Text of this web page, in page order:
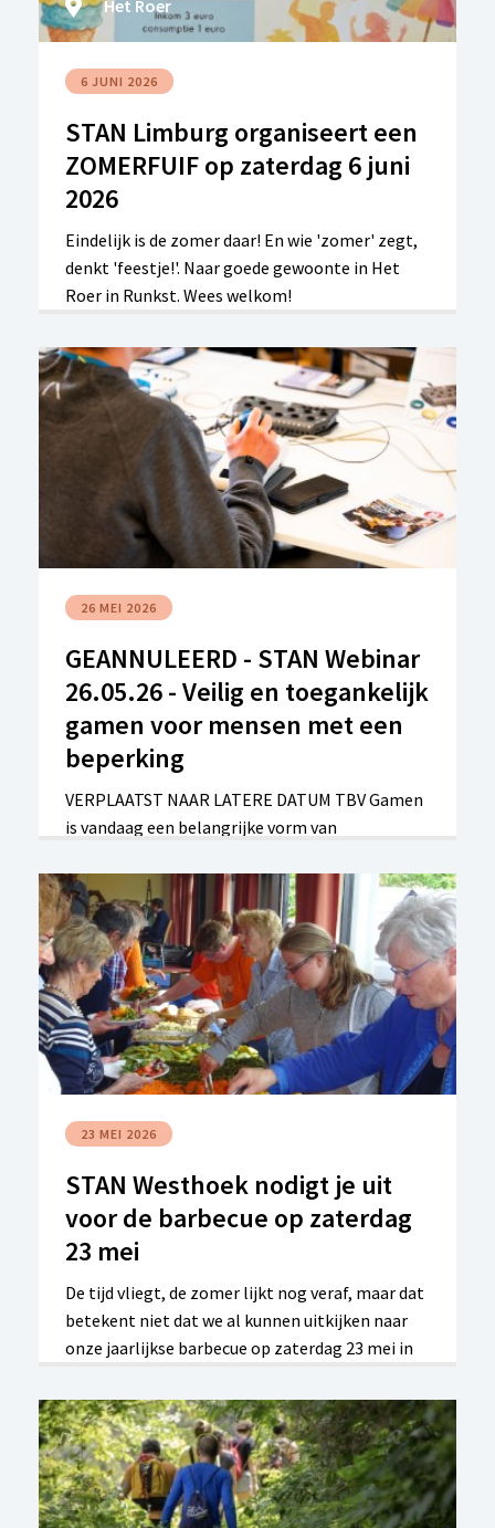
Het Roer
6 JUNI 2026
STAN Limburg organiseert een
ZOMERFUIF op zaterdag 6 juni
2026
Eindelijk is de zomer daar! En wie 'zomer' zegt,
denkt 'feestje!'. Naar goede gewoonte in Het
Roer in Runkst. Wees welkom!
26 MEI 2026
GEANNULEERD - STAN Webinar
26.05.26 - Veilig en toegankelijk
gamen voor mensen met een
beperking
VERPLAATST NAAR LATERE DATUM TBV Gamen
is vandaag een belangrijke vorm van
ontwikkeling. Maar wat als gamen niet
vanzelfsprekend is? Tijdens dit inspirerende
webinar ontdek je hoe ook mensen met een
beperking kunnen genieten van games, dankzij
slimme oplossingen en aangepaste
technologie. Onze spreker Kevin
Descheemaeker is expert in toegankelijk gamen
en oprichter van Accessible Gaming & Voor Rémi
23 MEI 2026
STAN Westhoek nodigt je uit
voor de barbecue op zaterdag
23 mei
De tijd vliegt, de zomer lijkt nog veraf, maar dat
betekent niet dat we al kunnen uitkijken naar
onze jaarlijkse barbecue op zaterdag 23 mei in